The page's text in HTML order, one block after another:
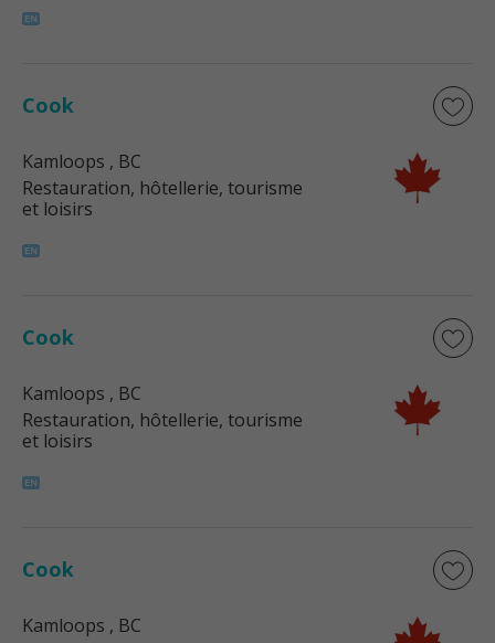
Cook
Kamloops , BC
Restauration, hôtellerie, tourisme
et loisirs
Cook
Kamloops , BC
Restauration, hôtellerie, tourisme
et loisirs
Cook
Kamloops , BC